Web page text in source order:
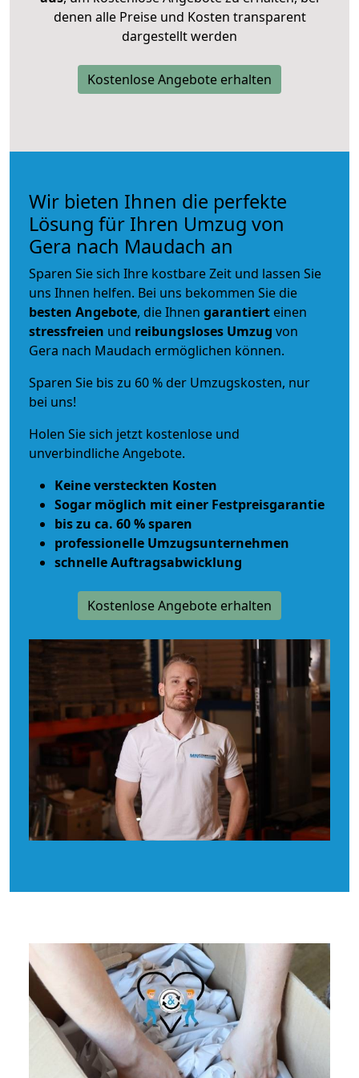
denen alle Preise und Kosten transparent
dargestellt werden
Kostenlose Angebote erhalten
Wir bieten Ihnen die perfekte
Lösung für Ihren Umzug von
Gera nach Maudach an
Sparen Sie sich Ihre kostbare Zeit und lassen Sie
uns Ihnen helfen. Bei uns bekommen Sie die
besten Angebote, die Ihnen garantiert einen
stressfreien und reibungsloses Umzug von
Gera nach Maudach ermöglichen können.
Sparen Sie bis zu 60 % der Umzugskosten, nur
bei uns!
Holen Sie sich jetzt kostenlose und
unverbindliche Angebote.
Keine versteckten Kosten
Sogar möglich mit einer Festpreisgarantie
bis zu ca. 60 % sparen
professionelle Umzugsunternehmen
schnelle Auftragsabwicklung
Kostenlose Angebote erhalten